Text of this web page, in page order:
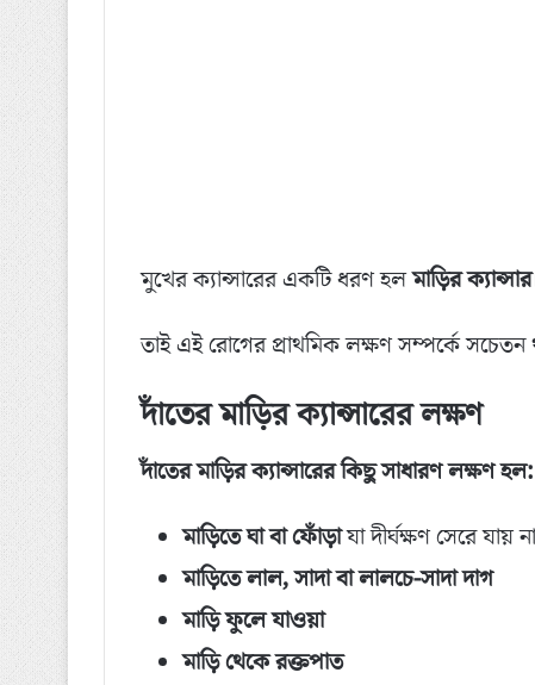
মুখের ক্যান্সারের একটি ধরণ হলমাড়ির ক্যান্সার
তাই এই রোগের প্রাথমিক লক্ষণ সম্পর্কে
দাঁতের মাড়ির ক্যান্সারের লক্ষণ
দাঁতের মাড়ির ক্যান্সারের কিছু সাধারণ লক্ষণ হল:
মাড়িতে ঘা বা ফোঁড়াযা দীর্ঘক্ষণ সেরে যায়
মাড়িতে লাল, সাদা বা লালচে-সাদা দাগ
মাড়ি ফুলে যাওয়া
মাড়ি থেকে রক্তপাত